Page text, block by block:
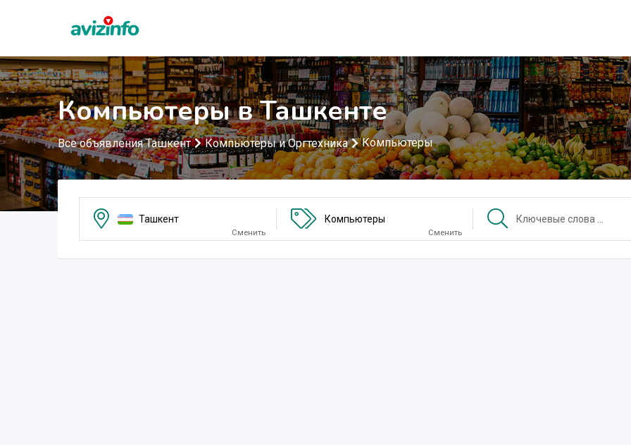
Компьютеры в Ташкенте
Все объявления Ташкент Компьютеры и Оргтехника Компьютеры
Ташкент
Сменить
Компьютеры
Сменить